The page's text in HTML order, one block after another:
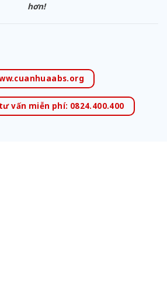
hơn!
vấn miễn phí: 0824.400.400